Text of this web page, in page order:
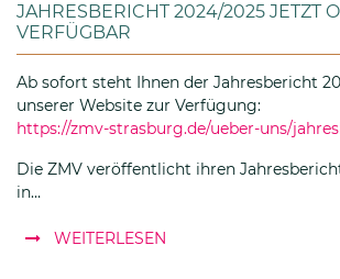
JAHRESBERICHT 2024/2025 JETZT
VERFÜGBAR
Ab sofort steht Ihnen der Jahresbericht
unserer Website zur Verfügung:
https://zmv-strasburg.de/ueber-uns/
Die ZMV veröffentlicht ihren
in…
WEITERLESEN